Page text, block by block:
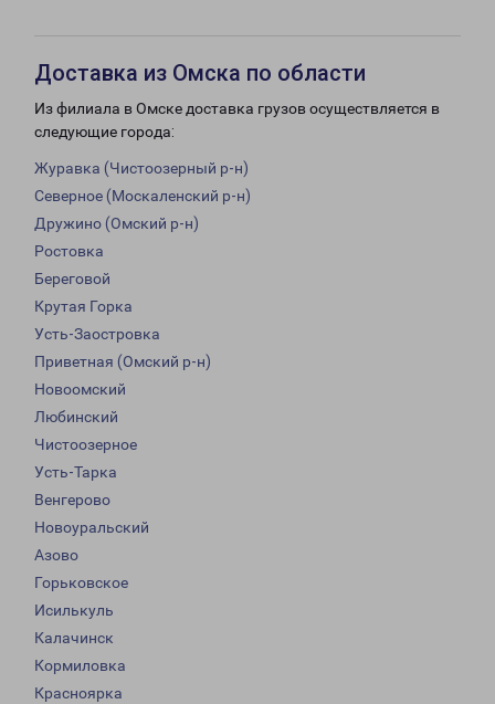
Доставка из Омска по области
Из филиала в Омске доставка грузов осуществляется в
следующие города:
Журавка (Чистоозерный р-н)
Северное (Москаленский р-н)
Дружино (Омский р-н)
Ростовка
Береговой
Крутая Горка
Усть-Заостровка
Приветная (Омский р-н)
Новоомский
Любинский
Чистоозерное
Усть-Тарка
Венгерово
Новоуральский
Азово
Горьковское
Исилькуль
Калачинск
Кормиловка
Красноярка